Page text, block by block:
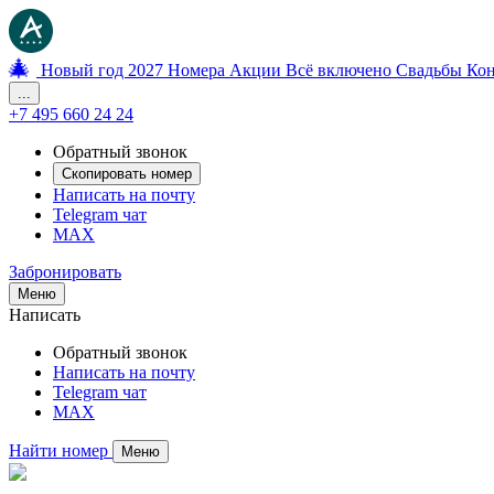
🎄 Новый год 2027 Номера Акции Всё включено Свадьбы
...
+7 495 660 24 24
Обратный звонок
Скопировать номер
Написать на почту
Telegram чат
MAX
Забронировать
Меню
Написать
Обратный звонок
Написать на почту
Telegram чат
MAX
Найти номер Меню